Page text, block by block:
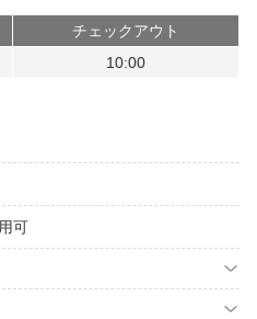
チェックアウト
10:00
可